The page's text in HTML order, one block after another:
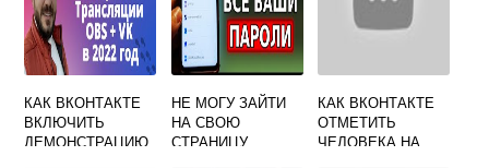
КАК ВКОНТАКТЕ
ВКЛЮЧИТЬ
ДЕМОНСТРАЦИЮ
НЕ МОГУ ЗАЙТИ
НА СВОЮ
СТРАНИЦУ
КАК ВКОНТАКТЕ
ОТМЕТИТЬ
ЧЕЛОВЕКА НА